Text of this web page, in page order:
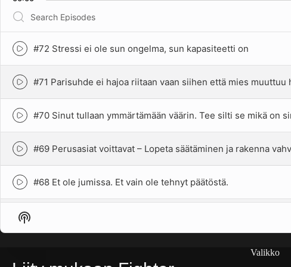
Search
Episodes
Episode
play
icon
#72 Stressi ei ole sun ongelma, sun kapasiteetti on
Episode
play
icon
#71 Parisuhde ei hajoa riitaan vaan siihen että mies muuttuu
Episode
play
icon
#70 Sinut tullaan ymmärtämään väärin. Tee silti se mikä on
Episode
play
icon
#69 Perusasiat voittavat – Lopeta säätäminen ja rakenna
Episode
play
icon
#68 Et ole jumissa. Et vain ole tehnyt päätöstä.
Episode
play
Show
Podcast
Valikko